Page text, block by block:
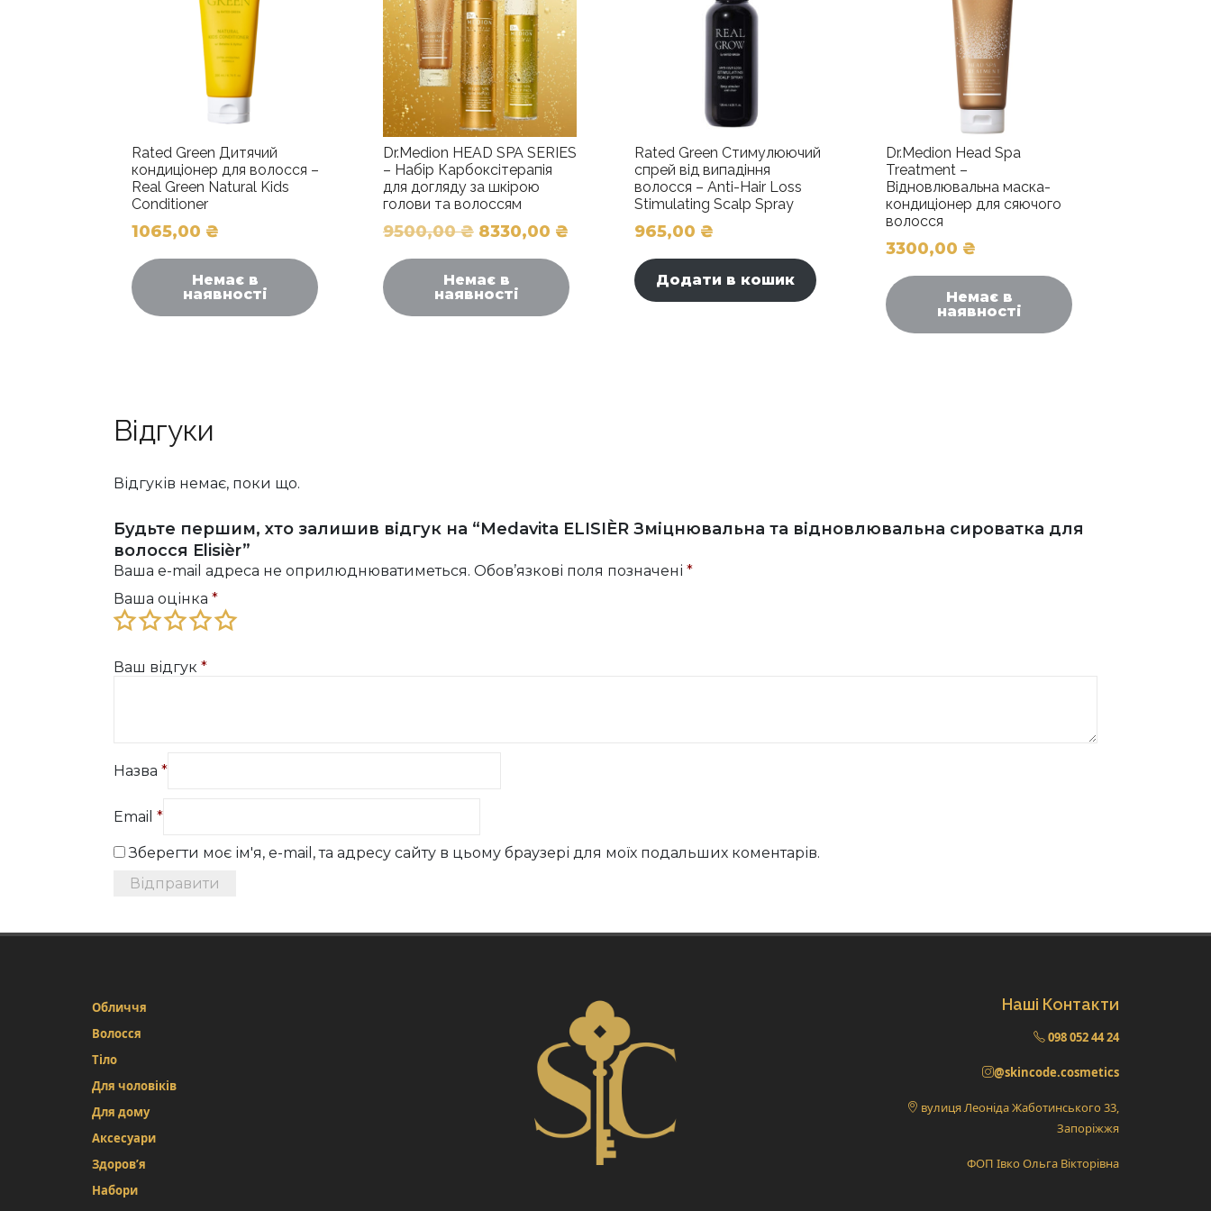
Rated Green Дитячий
кондиціонер для волосся –
Real Green Natural Kids
Conditioner
1065,00 ₴
Немає в
наявності
Dr.Medion HEAD SPA SERIES
– Набір Карбоксітерапія
для догляду за шкірою
голови та волоссям
9500,00₴ Оригінальна
ціна:
9500,00 ₴.
8330,00 ₴ Поточна
8330,00 ₴.
Немає в
наявності
Rated Green Стимулюючий
спрей від випадіння
волосся – Anti-Hair Loss
Stimulating Scalp Spray
965,00 ₴
Додати в кошик
Dr.Medion Head Spa
Treatment –
Відновлювальна маска-
кондиціонер для сяючого
волосся
3300,00 ₴
Немає в
наявності
Відгуки
Відгуків немає, поки що.
Будьте першим, хто залишив відгук на “Medavita ELISIÈR Зміцнювальна та відновлювальна сироватка для
волосся Elisièr”
Ваша e-mail адреса не оприлюднюватиметься. Обов’язкові поля позначені *
Ваша оцінка *
Ваш відгук *
Назва *
Email *
Зберегти моє ім'я, e-mail, та адресу сайту в цьому браузері для моїх подальших коментарів.
Обличчя
Волосся
Тіло
Для чоловіків
Для дому
Аксесуари
Здоров’я
Набори
Наші Контакти
098 052 44 24
@skincode.cosmetics
вулиця Леоніда Жаботинського 33,
Запоріжжя
ФОП Івко Ольга Вікторівна